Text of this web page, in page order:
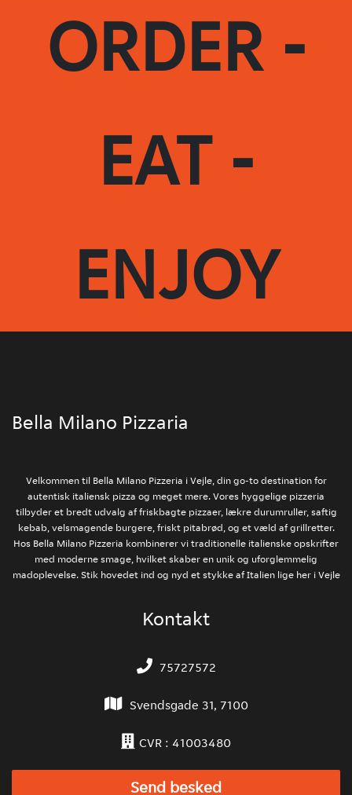
ORDER -
EAT -
ENJOY
Bella Milano Pizzaria
Velkommen til Bella Milano Pizzeria i Vejle, din go-to destination for
autentisk italiensk pizza og meget mere. Vores hyggelige pizzeria
tilbyder et bredt udvalg af friskbagte pizzaer, lækre durumruller, saftig
kebab, velsmagende burgere, friskt pitabrød, og et væld af grillretter.
Hos Bella Milano Pizzeria kombinerer vi traditionelle italienske opskrifter
med moderne smage, hvilket skaber en unik og uforglemmelig
madoplevelse. Stik hovedet ind og nyd et stykke af Italien lige her i Vejle
Kontakt
75727572
Svendsgade 31, 7100
CVR : 41003480
Send besked